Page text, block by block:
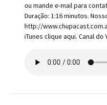
ou mande e-mail para
Duração: 1:16 minutos.
http://
iTunes clique aqui. Canal do